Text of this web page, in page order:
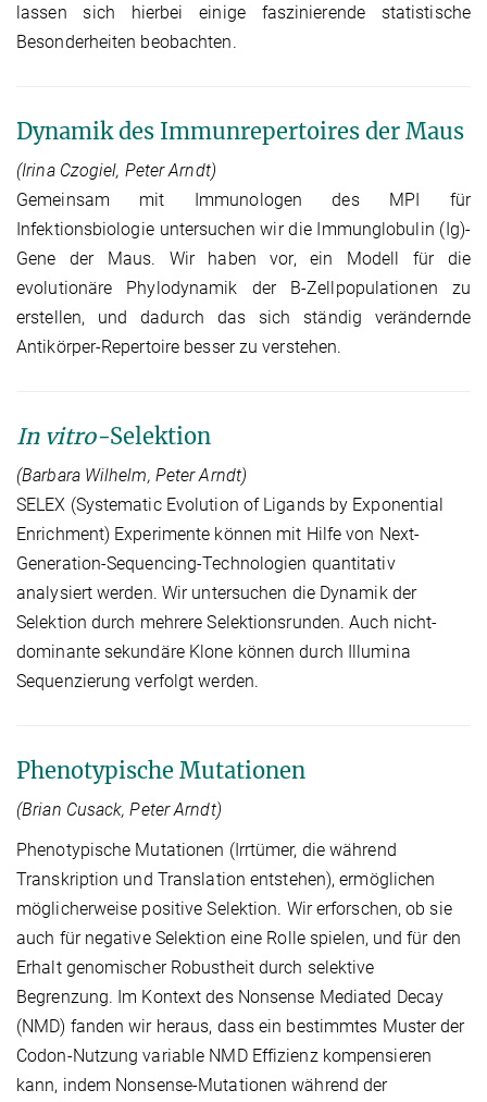
lassen sich hierbei einige faszinierende statistische
Besonderheiten beobachten.
Dynamik des Immunrepertoires der Maus
(Irina Czogiel, Peter Arndt)
Gemeinsam mit Immunologen des MPI für
Infektionsbiologie untersuchen wir die Immunglobulin (Ig)-
Gene der Maus. Wir haben vor, ein Modell für die
evolutionäre Phylodynamik der B-Zellpopulationen zu
erstellen, und dadurch das sich ständig verändernde
Antikörper-Repertoire besser zu verstehen.
In vitro-Selektion
(Barbara Wilhelm, Peter Arndt)
SELEX (Systematic Evolution of Ligands by Exponential
Enrichment) Experimente können mit Hilfe von Next-
Generation-Sequencing-Technologien quantitativ
analysiert werden. Wir untersuchen die Dynamik der
Selektion durch mehrere Selektionsrunden. Auch nicht-
dominante sekundäre Klone können durch Illumina
Sequenzierung verfolgt werden.
Phenotypische Mutationen
(Brian Cusack, Peter Arndt)
Phenotypische Mutationen (Irrtümer, die während
Transkription und Translation entstehen), ermöglichen
möglicherweise positive Selektion. Wir erforschen, ob sie
auch für negative Selektion eine Rolle spielen, und für den
Erhalt genomischer Robustheit durch selektive
Begrenzung. Im Kontext des Nonsense Mediated Decay
(NMD) fanden wir heraus, dass ein bestimmtes Muster der
Codon-Nutzung variable NMD Effizienz kompensieren
kann, indem Nonsense-Mutationen während der